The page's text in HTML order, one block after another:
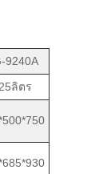
9240A
ลิตร